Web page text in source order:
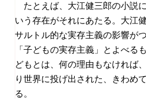
たとえば、大江健三郎の小説
いう存在がそれにあたる。大江
サルトル的な実存主義の影響が
「子どもの実存主義」とよべる
どもとは、何の理由もなければ
り世界に投げ出された、きわめ
る。